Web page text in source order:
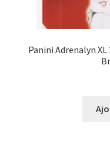
Panini Adrenalyn